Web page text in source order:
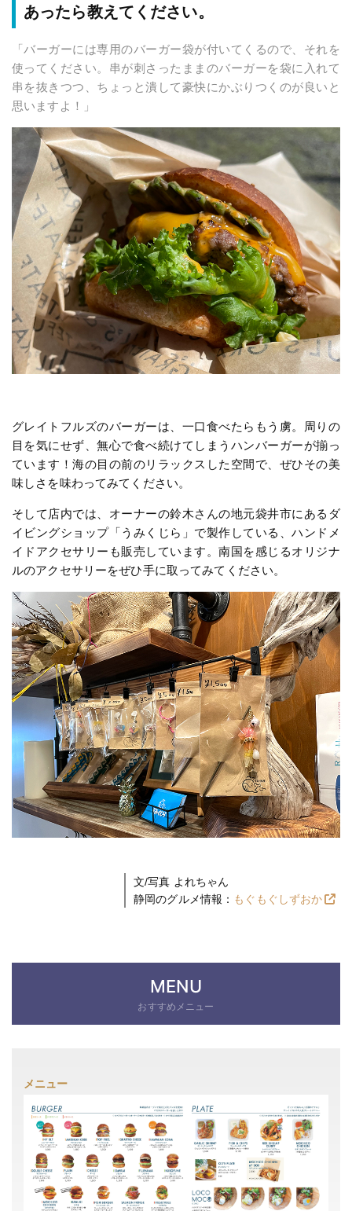
あったら教えてください。
「バーガーには専用のバーガー袋が付いてくるので、それを
使ってください。串が刺さったままのバーガーを袋に入れて
串を抜きつつ、ちょっと潰して豪快にかぶりつくのが良いと
思いますよ！」
グレイトフルズのバーガーは、一口食べたらもう虜。周りの
目を気にせず、無心で食べ続けてしまうハンバーガーが揃っ
ています！海の目の前のリラックスした空間で、ぜひその美
味しさを味わってみてください。
そして店内では、オーナーの鈴木さんの地元袋井市にあるダ
イビングショップ「うみくじら」で製作している、ハンドメ
イドアクセサリーも販売しています。南国を感じるオリジナ
ルのアクセサリーをぜひ手に取ってみてください。
文/写真 よれちゃん
静岡のグルメ情報： もぐもぐしずおか
MENU
おすすめメニュー
メニュー